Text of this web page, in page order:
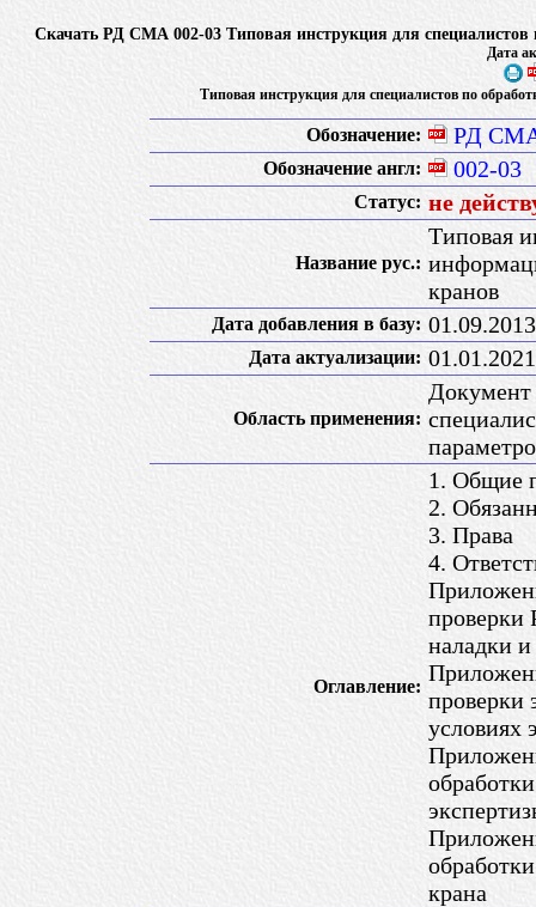
Скачать РД СМА 002-03 Типовая инструкция для специалистов
Дата
Типовая инструкция для специалистов по
Обозначение: РД
Обозначение англ: 002-03
Статус: не
Название рус.:
Типовая
кранов
Дата добавления в базу: 01.09.2013
Дата актуализации: 01.01.2021
Область применения:
Документ
Оглавление:
1. Общие
2.
3. Права
4.
проверки
наладки и
проверки
условиях
крана